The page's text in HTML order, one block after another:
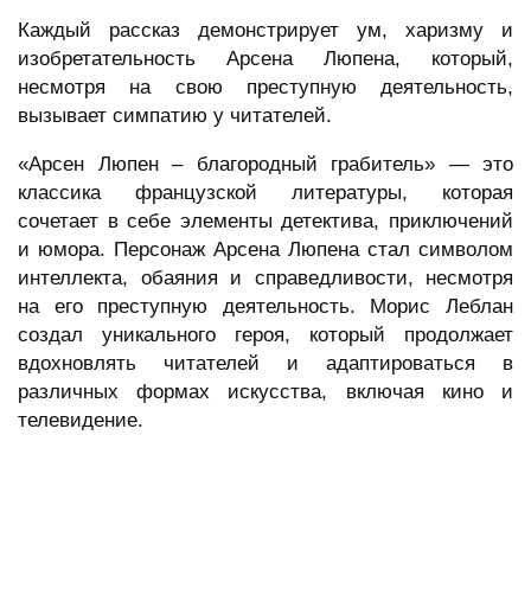
Каждый рассказ демонстрирует ум, харизму и
изобретательность Арсена Люпена, который,
несмотря на свою преступную деятельность,
вызывает симпатию у читателей.
«Арсен Люпен – благородный грабитель» — это
классика французской литературы, которая
сочетает в себе элементы детектива, приключений
и юмора. Персонаж Арсена Люпена стал символом
интеллекта, обаяния и справедливости, несмотря
на его преступную деятельность. Морис Леблан
создал уникального героя, который продолжает
вдохновлять читателей и адаптироваться в
различных формах искусства, включая кино и
телевидение.